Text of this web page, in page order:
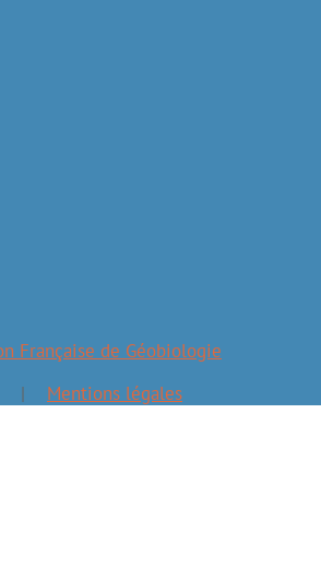
Française de Géobiologie
| Mentions légales